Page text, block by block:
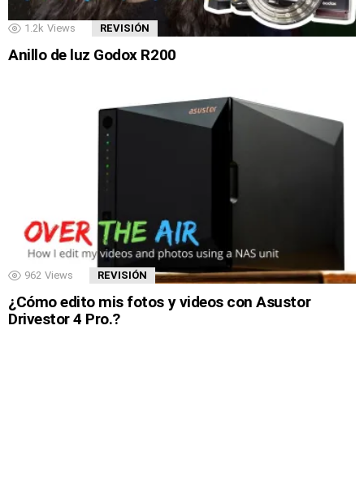
1.2k Views REVISIÓN
Anillo de luz Godox R200
962 Views REVISIÓN
¿Cómo edito mis fotos y videos con Asustor
Drivestor 4 Pro.?